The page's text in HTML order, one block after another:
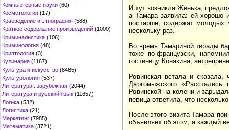
Компьютерные науки (60)
Косметология (17)
Краеведение и этнография (588)
Краткое содержание произведений (1000)
Криминалистика (106)
Криминология (48)
Криптология (3)
Кулинария (1167)
Культура и искусство (8485)
Культурология (537)
Литература : зарубежная (2044)
Литература и русский язык (11657)
Логика (532)
Логистика (21)
Маркетинг (7985)
Математика (3721)
И тут возникла Женька,
а Тамара заявила: ей хорошо
постарше, содержат молодых
нескольку раз.
Во время Тамариной тирады
тоже по-французски,
гостиницу Конякина,
Ровинская встала и
Даргомыжского
Ровинской на колени и
певица ответила, что
После этого визита Тамара
объявляет об этом, а каждый